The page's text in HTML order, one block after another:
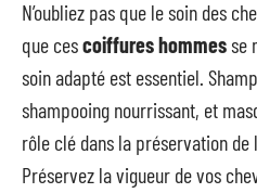
N’oubliez pas que le soin des
que cescoiffures hommesse
soin adapté est essentiel.
shampooing nourrissant, et
rôle clé dans la préservation
Préservez la vigueur de vos